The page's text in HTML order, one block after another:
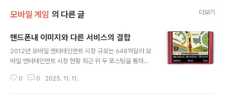
모바일 게임 의 다른 글 더보기
핸드폰내 이미지와 다른 서비스의 결합
2012년 모바일 엔터테인먼트 시장 규모는 648억달러 모
바일 엔터테인먼트 시장 현황 최근 위 두 포스팅을 통하여
였다. 이는 화보집과 같은 CP가 제작하여 판매하는 유료
0 0 2025. 11. 11.